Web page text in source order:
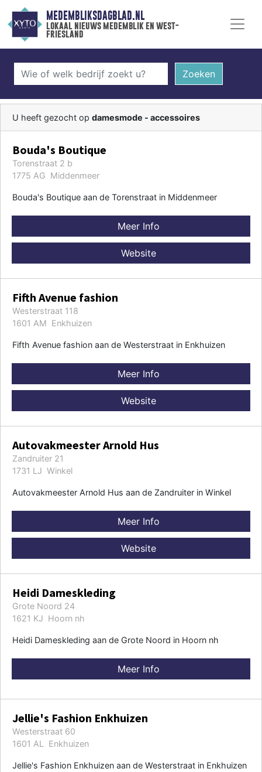
MEDEMBLIKSDAGBLAD.NL
lokaal nieuws medemblik en west-
friesland
Zoeken
U heeft gezocht op damesmode - accessoires
Bouda's Boutique
Torenstraat 2 b
1775 AG Middenmeer
Bouda's Boutique aan de Torenstraat in Middenmeer
Meer Info
Website
Fifth Avenue fashion
Westerstraat 118
1601 AM Enkhuizen
Fifth Avenue fashion aan de Westerstraat in Enkhuizen
Meer Info
Website
Autovakmeester Arnold Hus
Zandruiter 21
1731 LJ Winkel
Autovakmeester Arnold Hus aan de Zandruiter in Winkel
Meer Info
Website
Heidi Dameskleding
Grote Noord 24
1621 KJ Hoorn nh
Heidi Dameskleding aan de Grote Noord in Hoorn nh
Meer Info
Jellie's Fashion Enkhuizen
Westerstraat 60
1601 AL Enkhuizen
Jellie's Fashion Enkhuizen aan de Westerstraat in Enkhuizen